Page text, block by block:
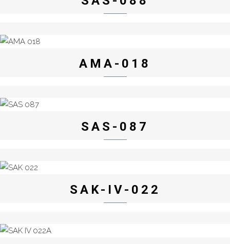
AMA-018
SAS-087
SAK-IV-022